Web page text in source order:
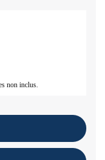
non inclus.